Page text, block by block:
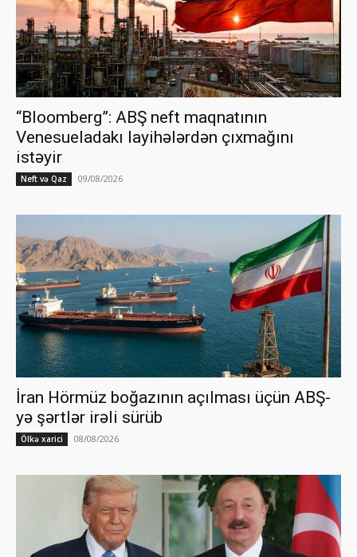
“Bloomberg”: ABŞ neft maqnatının
Venesueladakı layihələrdən çıxmağını
istəyir
Neft və Qaz 09/08/2026
İran Hörmüz boğazının açılması üçün ABŞ-
yə şərtlər irəli sürüb
Ölkə xarici 08/08/2026